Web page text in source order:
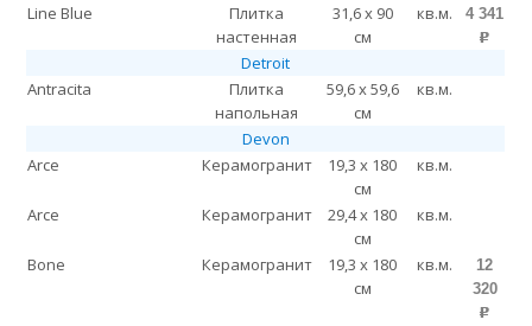
Line Blue
Плитка
настенная
31,6 x 90
см
кв.м. 4 341
p
Detroit
Antracita
Плитка
напольная
59,6 x 59,6
см
кв.м.
Devon
Arce
Керамогранит
19,3 x 180
см
кв.м.
Arce Керамогранит
29,4 x 180
см
кв.м.
Bone Керамогранит
19,3 x 180
см
кв.м.
12
320
p